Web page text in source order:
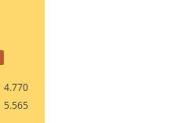
4.770
5.565